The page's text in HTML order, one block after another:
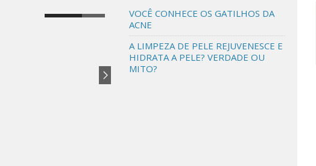
VOCÊ CONHECE OS GATILHOS DA
ACNE
A LIMPEZA DE PELE REJUVENESCE E
HIDRATA A PELE? VERDADE OU
MITO?